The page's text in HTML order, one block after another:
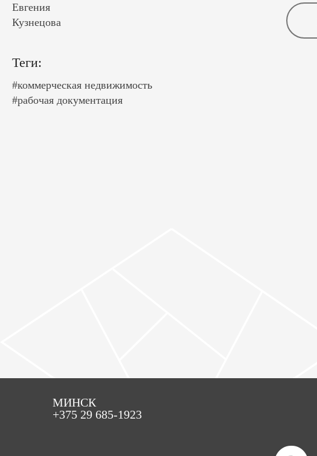
Евгения
Кузнецова
Теги:
#коммерческая недвижимость
#рабочая документация
МИНСК
+375 29 685-1923